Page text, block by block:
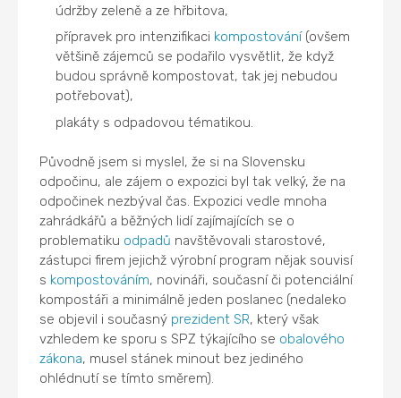
údržby zeleně a ze hřbitova,
přípravek pro intenzifikaci kompostování(ovšem
většině zájemců se podařilo vysvětlit, že když
budou správně kompostovat, tak jej nebudou
potřebovat),
plakáty s odpadovou tématikou.
Původně jsem si myslel, že si na Slovensku
odpočinu, ale zájem o expozici byl tak velký, že na
odpočinek nezbýval čas. Expozici vedle mnoha
zahrádkářů a běžných lidí zajímajících se o
problematiku odpadů navštěvovali starostové,
zástupci firem jejichž výrobní program nějak souvisí
s kompostováním, novináři, současní či potenciální
kompostáři a minimálně jeden poslanec (nedaleko
se objevil i současný prezident SR, který však
vzhledem ke sporu s SPZ týkajícího se obalového
zákona, musel stánek minout bez jediného
ohlédnutí se tímto směrem).